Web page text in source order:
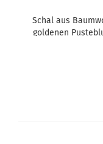
Schal aus
goldenen